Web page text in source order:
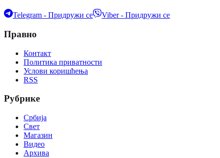
Telegram - Придружи се Viber - Придружи се
Правно
Контакт
Политика приватности
Услови коришћења
RSS
Рубрике
Србија
Свет
Магазин
Видео
Архива